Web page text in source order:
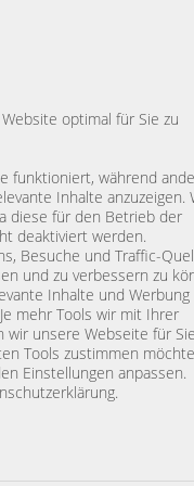
optimal für Sie zu
funktioniert, während
Inhalte anzuzeigen.
diese für den Betrieb der
deaktiviert werden.
Besuche und Traffic-
und zu verbessern zu
Inhalte und Werbung
mehr Tools wir mit Ihrer
unsere Webseite für Sie
Tools zustimmen
Einstellungen anpassen.
State Disk Datenträger -
ohne
-
- Zubehör
- PSU
2 xHP 573W MSA
814665-001 7001540-